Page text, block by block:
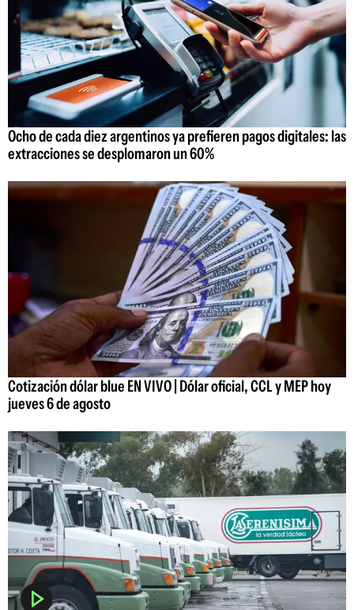
Ocho de cada diez argentinos ya prefieren pagos digitales: las
extracciones se desplomaron un 60%
Cotización dólar blue EN VIVO | Dólar oficial, CCL y MEP hoy
jueves 6 de agosto